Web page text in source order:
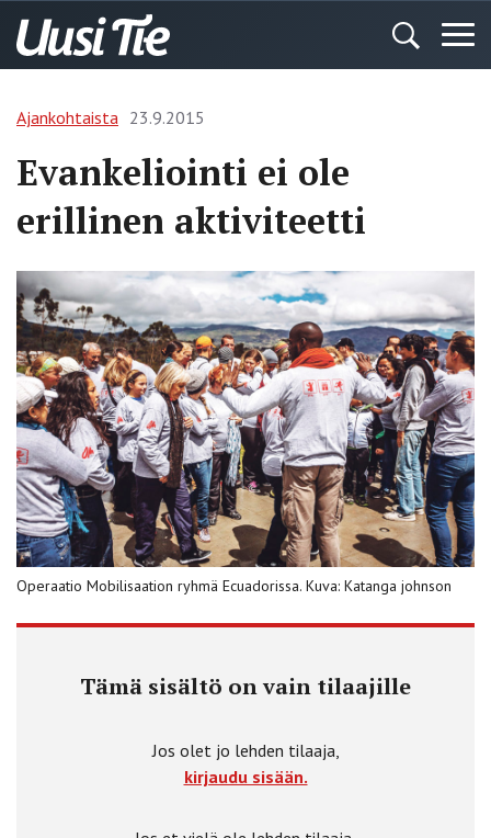
Ajankohtaista 23.9.2015
Evankeliointi ei ole
erillinen aktiviteetti
Operaatio Mobilisaation ryhmä Ecuadorissa. Kuva: Katanga johnson
Tämä sisältö on vain tilaajille
Jos olet jo lehden tilaaja,
kirjaudu sisään.